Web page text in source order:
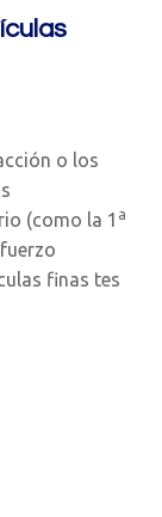
o los
(como la 1 a
finas tes